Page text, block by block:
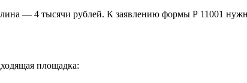
— 4 тысячи рублей. К заявлению формы Р 11001
площадка: